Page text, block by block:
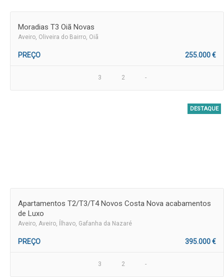
Moradias T3 Oiã Novas
Aveiro , Oliveira do Bairro, Oiã
PREÇO 255.000 €
3 2 -
DESTAQUE
Apartamentos T2/T3/T4 Novos Costa Nova acabamentos
de Luxo
Aveiro , Aveiro, Ílhavo, Gafanha da Nazaré
PREÇO 395.000 €
3 2 -